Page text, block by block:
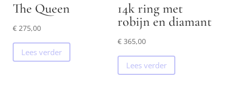
The Queen
€ 275,00
Lees verder
14k ring met
robijn en diamant
€365,00
Lees verder